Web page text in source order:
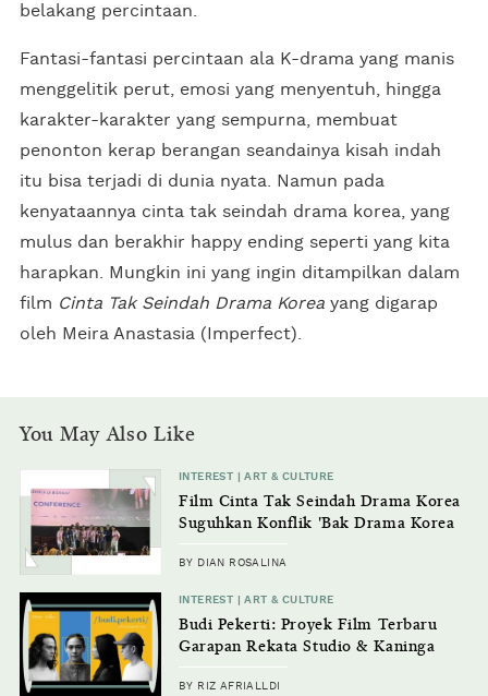
belakang percintaan.
Fantasi-fantasi percintaan ala K-drama yang manis
menggelitik perut, emosi yang menyentuh, hingga
karakter-karakter yang sempurna, membuat
penonton kerap berangan seandainya kisah indah
itu bisa terjadi di dunia nyata. Namun pada
kenyataannya cinta tak seindah drama korea, yang
mulus dan berakhir happy ending seperti yang kita
harapkan. Mungkin ini yang ingin ditampilkan dalam
film Cinta Tak Seindah Drama Korea yang digarap
oleh Meira Anastasia (Imperfect).
You May Also Like
INTEREST | ART & CULTURE
Film Cinta Tak Seindah Drama Korea
Suguhkan Konflik 'Bak Drama Korea
BY DIAN ROSALINA
INTEREST | ART & CULTURE
Budi Pekerti: Proyek Film Terbaru
Garapan Rekata Studio & Kaninga
BY RIZ AFRIALLDI